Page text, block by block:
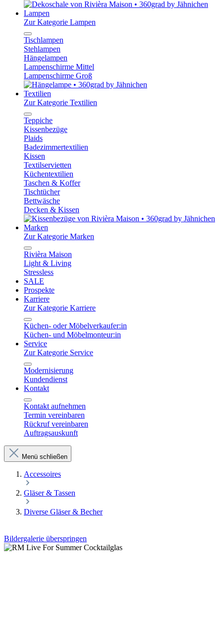
Lampen
Zur Kategorie Lampen
Tischlampen
Stehlampen
Hängelampen
Lampenschirme Mittel
Lampenschirme Groß
Textilien
Zur Kategorie Textilien
Teppiche
Kissenbezüge
Plaids
Badezimmertextilien
Kissen
Textilservietten
Küchentextilien
Taschen & Koffer
Tischtücher
Bettwäsche
Decken & Kissen
Marken
Zur Kategorie Marken
Rivièra Maison
Light & Living
Stressless
SALE
Prospekte
Karriere
Zur Kategorie Karriere
Küchen- oder Möbelverkaufer:in
Küchen- und Möbelmonteur:in
Service
Zur Kategorie Service
Modernisierung
Kundendienst
Kontakt
Kontakt aufnehmen
Termin vereinbaren
Rückruf vereinbaren
Auftragsauskunft
Menü schließen
Accessoires
Gläser & Tassen
Diverse Gläser & Becher
Bildergalerie überspringen